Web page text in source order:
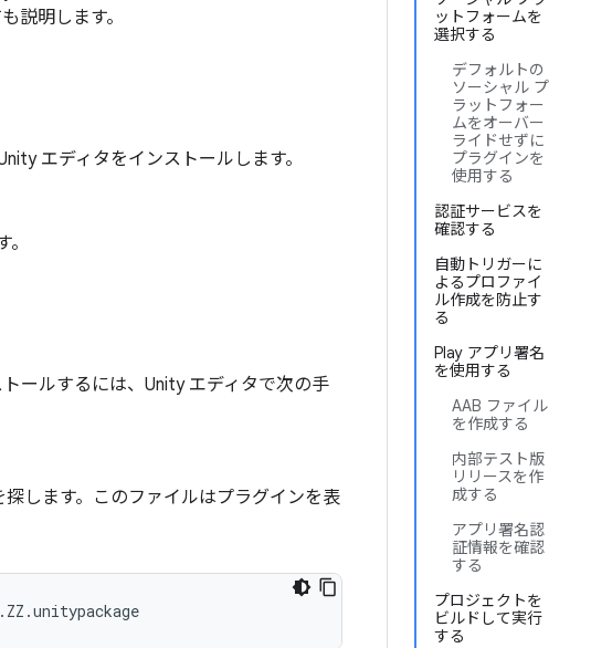
ットフォームを
選択する
デフォルトの
ソーシャル プ
ラットフォー
ムをオーバー
ライドせずに
プラグインを
使用する
認証サービスを
確認する
自動トリガーに
よるプロファイ
ル作成を防止す
る
Play アプリ署名
を使用する
AAB ファイル
を作成する
内部テスト版
リリースを作
成する
アプリ署名認
証情報を確認
する
プロジェクトを
ビルドして実行
する
説明します。
エディタをインストールします。
。
ールするには、Unity エディタで次の手
探します。このファイルはプラグインを表
. ZZ .unitypackage